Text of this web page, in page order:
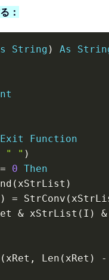
：
String ) As
Exit
Function
" " )
= 0 Then
( xStrList )
) = StrConv (
& xStrList ( I ) &
( xRet , Len ( xRet ) -